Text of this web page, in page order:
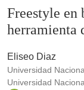
Freestyle en
herramienta
Eliseo Diaz
Universidad
Universidad